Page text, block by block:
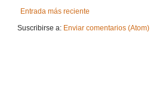
Entrada más reciente
Suscribirse a: Enviar comentarios (Atom)